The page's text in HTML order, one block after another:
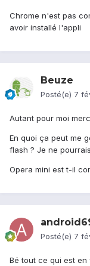
Chrome n'est pas
avoir installé l'appli
Beuze
Posté(e) 7
Autant pour moi
En quoi ça peut me
flash ? Je ne
Opera mini est t-il
Posté(e) 7
Bé tout ce qui est